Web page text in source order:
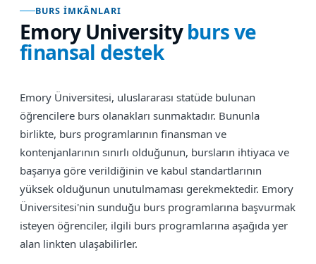
BURS İMKÂNLARI
Emory University burs ve
finansal destek
Emory Üniversitesi, uluslararası statüde bulunan
öğrencilere burs olanakları sunmaktadır. Bununla
birlikte, burs programlarının finansman ve
kontenjanlarının sınırlı olduğunun, bursların ihtiyaca ve
başarıya göre verildiğinin ve kabul standartlarının
yüksek olduğunun unutulmaması gerekmektedir. Emory
Üniversitesi'nin sunduğu burs programlarına başvurmak
isteyen öğrenciler, ilgili burs programlarına aşağıda yer
alan linkten ulaşabilirler.